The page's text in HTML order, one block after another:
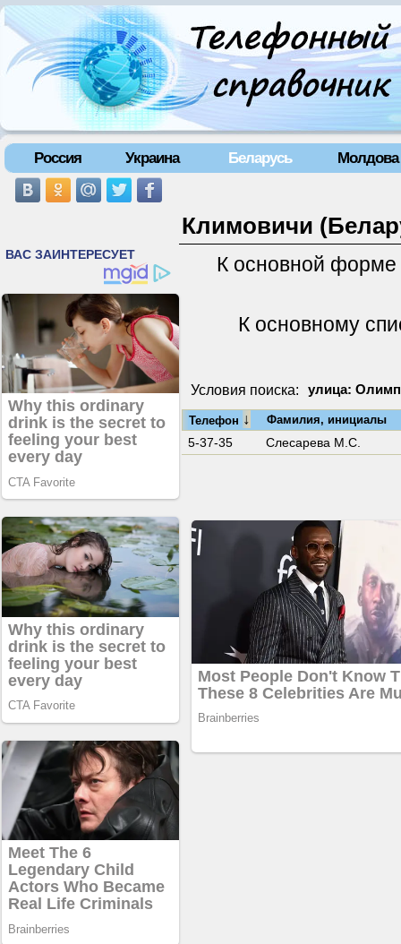
Россия Украина Беларусь Молдова
Климовичи
К основной форме
К основному
Условия поиска: улица:
Телефон ↓ Фамилия, инициалы
5-37-35 Слесарева М.С.